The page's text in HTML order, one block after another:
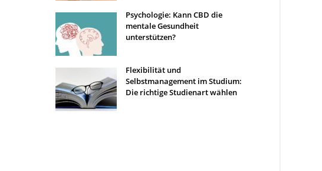
Psychologie: Kann CBD die
mentale Gesundheit
unterstützen?
Flexibilität und
Selbstmanagement im Studium:
Die richtige Studienart wählen